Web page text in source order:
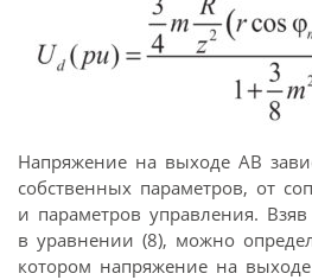
Напряжение на выходе АВ
собственных параметров, от
и параметров управления.
в уравнении (8), можно
котором напряжение на